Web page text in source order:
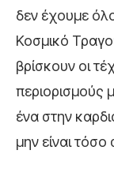
δεν έχουμε
Κοσμικό
βρίσκουν οι
περιορισμούς
ένα στην
μην είναι